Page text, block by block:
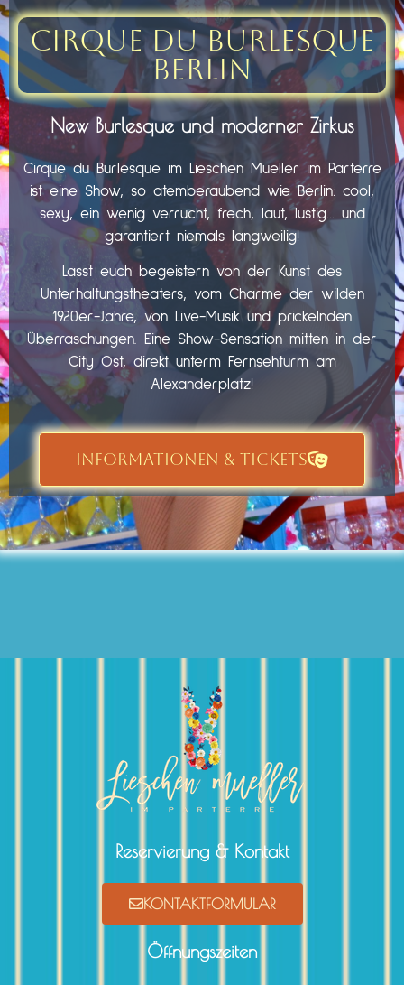
Cirque du Burlesque
Berlin
New Burlesque und moderner Zirkus
Cirque du Burlesque im Lieschen Mueller im Parterre
ist eine Show, so atemberaubend wie Berlin: cool,
sexy, ein wenig verrucht, frech, laut, lustig… und
garantiert niemals langweilig!
Lasst euch begeistern von der Kunst des
Unterhaltungstheaters, vom Charme der wilden
1920er-Jahre, von Live-Musik und prickelnden
Überraschungen. Eine Show-Sensation mitten in der
City Ost, direkt unterm Fernsehturm am
Alexanderplatz!
INFORMATIONEN & TICKETS
Reservierung & Kontakt
KONTAKTFORMULAR
Öffnungszeiten